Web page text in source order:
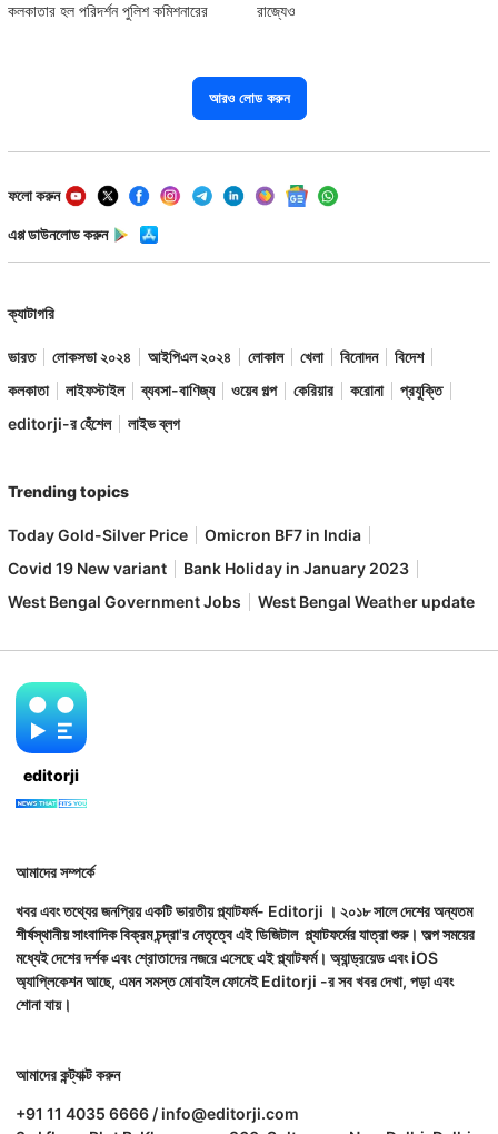
কলকাতার হল পরিদর্শন পুলিশ কমিশনারের
রাজ্যেও
আরও লোড করুন
ফলো করুন
এপ্প ডাউনলোড করুন
ক্যাটাগরি
ভারত লোকসভা ২০২৪ আইপিএল ২০২৪ লোকাল খেলা বিনোদন
বিদেশ
কলকাতা
লাইফস্টাইল ব্যবসা-বাণিজ্য ওয়েব গল্প কেরিয়ার করোনা
প্রযুক্তি
editorji-র হেঁশেল
লাইভ ব্লগ
Trending topics
Today Gold-Silver Price
Omicron BF7 in India
Covid 19 New variant
Bank Holiday in January 2023
West Bengal Government Jobs
West Bengal Weather update
editorji
আমাদের সম্পর্কে
খবর এবং তথ্যের জনপ্রিয় একটি ভারতীয় প্ল্যাটফর্ম- Editorji । ২০১৮ সালে দেশের অন্যতম
শীর্ষস্থানীয় সাংবাদিক বিক্রম চন্দ্রা'র নেতৃত্বে এই ডিজিটাল প্ল্যাটফর্মের যাত্রা শুরু। অল্প সময়ের
মধ্যেই দেশের দর্শক এবং শ্রোতাদের নজরে এসেছে এই প্ল্যাটফর্ম। অ্যান্ড্রয়েড এবং iOS
অ্যাপ্লিকেশন আছে, এমন সমস্ত মোবাইল ফোনেই Editorji -র সব খবর দেখা, পড়া এবং
শোনা যায়।
আমাদের কন্ট্যাক্ট করুন
+91 11 4035 6666 / info@editorji.com